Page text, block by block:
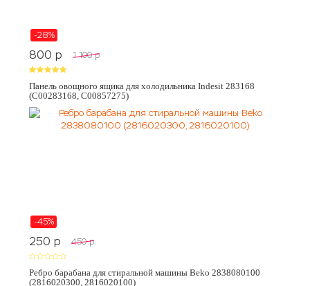
-28%
800 p 1 100 p
Панель овощного ящика для холодильника Indesit 283168
(C00283168, C00857275)
-45%
250 p 450 p
Ребро барабана для стиральной машины Beko 2838080100
(2816020300, 2816020100)